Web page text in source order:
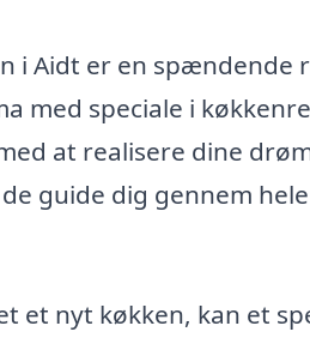
i Aidt er en
med speciale i
at realisere dine
guide dig gennem
et nyt køkken, kan et